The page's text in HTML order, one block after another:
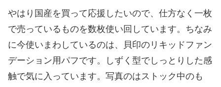
やはり国産を買って応援したいので、仕方なく一枚
で売っているものを数枚使い回しています。ちなみ
に今使いまわしているのは、貝印のリキッドファン
デーション用パフです。しずく型でしっとりした感
触で気に入っています。写真のはストック中のも